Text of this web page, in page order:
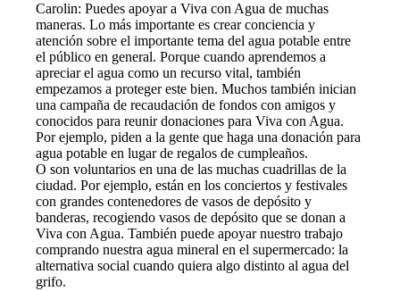
Carolin: Puedes apoyar a Viva con Agua de muchas
maneras. Lo más importante es crear conciencia y
atención sobre el importante tema del agua potable entre
el público en general. Porque cuando aprendemos a
apreciar el agua como un recurso vital, también
empezamos a proteger este bien. Muchos también inician
una campaña de recaudación de fondos con amigos y
conocidos para reunir donaciones para Viva con Agua.
Por ejemplo, piden a la gente que haga una donación para
agua potable en lugar de regalos de cumpleaños.
O son voluntarios en una de las muchas cuadrillas de la
ciudad. Por ejemplo, están en los conciertos y festivales
con grandes contenedores de vasos de depósito y
banderas, recogiendo vasos de depósito que se donan a
Viva con Agua. También puede apoyar nuestro trabajo
comprando nuestra agua mineral en el supermercado: la
alternativa social cuando quiera algo distinto al agua del
grifo.